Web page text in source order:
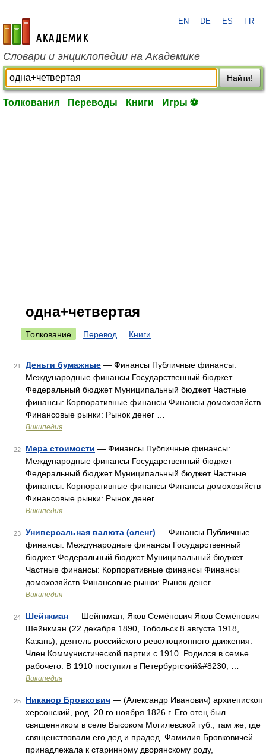
academic.ru
EN DE ES FR
Словари и энциклопедии на Академике
Найти!
Толкования Переводы Книги Игры ⚽
одна+четвертая
Толкование Перевод Книги
21 Деньги бумажные — Финансы Публичные финансы:
Международные финансы Государственный бюджет
Федеральный бюджет Муниципальный бюджет Частные
финансы: Корпоративные финансы Финансы домохозяйств
Финансовые рынки: Рынок денег …
Википедия
22 Мера стоимости — Финансы Публичные финансы:
Международные финансы Государственный бюджет
Федеральный бюджет Муниципальный бюджет Частные
финансы: Корпоративные финансы Финансы домохозяйств
Финансовые рынки: Рынок денег …
Википедия
23 Универсальная валюта (сленг) — Финансы Публичные
финансы: Международные финансы Государственный
бюджет Федеральный бюджет Муниципальный бюджет
Частные финансы: Корпоративные финансы Финансы
домохозяйств Финансовые рынки: Рынок денег …
Википедия
24 Шейнкман — Шейнкман, Яков Семёнович Яков Семёнович
Шейнкман (22 декабря 1890, Тобольск 8 августа 1918,
Казань), деятель российского революционного движения.
Член Коммунистической партии с 1910. Родился в семье
рабочего. В 1910 поступил в Петербургский&#8230; …
Википедия
25 Никанор Бровкович — (Александр Иванович) архиепископ
херсонский, род. 20 го ноября 1826 г. Его отец был
священником в селе Высоком Могилевской губ., там же, где
священствовали его дед и прадед. Фамилия Бровковичей
принадлежала к старинному дворянскому роду,